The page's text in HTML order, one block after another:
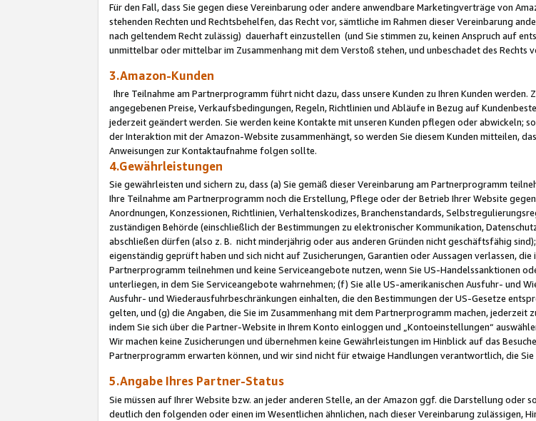
Für den Fall, dass Sie gegen diese Vereinbarung oder andere anwendbare Marketingverträge von
stehenden Rechten und Rechtsbehelfen, das Recht vor, sämtliche im Rahmen dieser Vereinbarung
nach geltendem Recht zulässig) dauerhaft einzustellen (und Sie stimmen zu, keinen Anspruch auf
unmittelbar oder mittelbar im Zusammenhang mit dem Verstoß stehen, und unbeschadet des Rechts
3.Amazon-Kunden
Ihre Teilnahme am Partnerprogramm führt nicht dazu, dass unsere Kunden zu Ihren Kunden
angegebenen Preise, Verkaufsbedingungen, Regeln, Richtlinien und Abläufe in Bezug auf
jederzeit geändert werden. Sie werden keine Kontakte mit unseren Kunden pflegen oder abwickeln;
der Interaktion mit der Amazon-Website zusammenhängt, so werden Sie diesem Kunden mitteilen,
Anweisungen zur Kontaktaufnahme folgen sollte.
4.Gewährleistungen
Sie gewährleisten und sichern zu, dass (a) Sie gemäß dieser Vereinbarung am Partnerprogramm
Ihre Teilnahme am Partnerprogramm noch die Erstellung, Pflege oder der Betrieb Ihrer Website
Anordnungen, Konzessionen, Richtlinien, Verhaltenskodizes, Branchenstandards,
zuständigen Behörde (einschließlich der Bestimmungen zu elektronischer Kommunikation,
abschließen dürfen (also z. B. nicht minderjährig oder aus anderen Gründen nicht geschäftsfähig
eigenständig geprüft haben und sich nicht auf Zusicherungen, Garantien oder Aussagen verlassen,
Partnerprogramm teilnehmen und keine Serviceangebote nutzen, wenn Sie US-Handelssanktionen
unterliegen, in dem Sie Serviceangebote wahrnehmen; (f) Sie alle US-amerikanischen Ausfuhr- und
Ausfuhr- und Wiederausfuhrbeschränkungen einhalten, die den Bestimmungen der US-Gesetze
gelten, und (g) die Angaben, die Sie im Zusammenhang mit dem Partnerprogramm machen,
indem Sie sich über die Partner-Website in Ihrem Konto einloggen und „Kontoeinstellungen“
Wir machen keine Zusicherungen und übernehmen keine Gewährleistungen im Hinblick auf das
Partnerprogramm erwarten können, und wir sind nicht für etwaige Handlungen verantwortlich, die
5.Angabe Ihres Partner-Status
Sie müssen auf Ihrer Website bzw. an jeder anderen Stelle, an der Amazon ggf. die Darstellung oder
deutlich den folgenden oder einen im Wesentlichen ähnlichen, nach dieser Vereinbarung zulässigen,